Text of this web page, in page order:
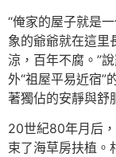
“俺家的屋子就是
象的爺爺就在這里
涼，百年不腐。”
外“祖屋平易近宿”
著獨佔的安靜與舒
20世紀80年月后
束了海草房扶植。